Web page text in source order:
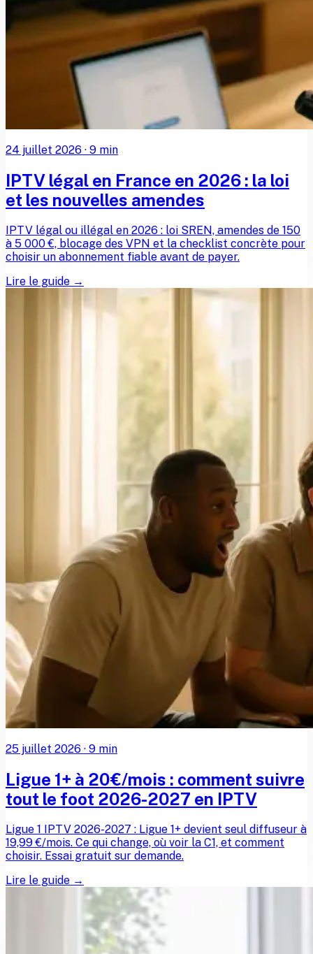
24 juillet 2026 · 9 min
IPTV légal en France en 2026 : la loi
et les nouvelles amendes
IPTV légal ou illégal en 2026 : loi SREN, amendes de 150
à 5 000 €, blocage des VPN et la checklist concrète pour
choisir un abonnement fiable avant de payer.
Lire le guide →
25 juillet 2026 · 9 min
Ligue 1+ à 20€/mois : comment suivre
tout le foot 2026-2027 en IPTV
Ligue 1 IPTV 2026-2027 : Ligue 1+ devient seul diffuseur à
19,99 €/mois. Ce qui change, où voir la C1, et comment
choisir. Essai gratuit sur demande.
Lire le guide →